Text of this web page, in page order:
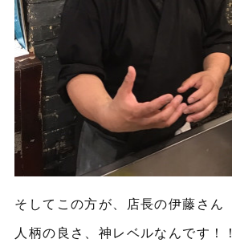
そしてこの方が、店長の伊藤さん
人柄の良さ、神レベルなんです！！